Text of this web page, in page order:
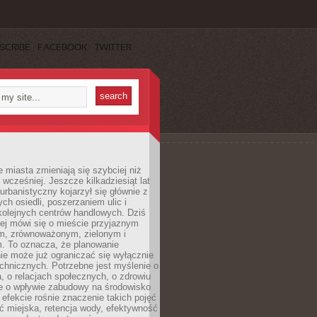
FACEBOOK TWITTER
miasta zmieniają się szybciej niż
wcześniej. Jeszcze kilkadziesiąt lat
kojarzył się głównie z
osiedli, poszerzaniem ulic i
centrów handlowych. Dziś
mówi się o mieście przyjaznym
zrównoważonym, zielonym i
To oznacza, że planowanie
może już ograniczać się wyłącznie
Potrzebne jest myślenie o
o relacjach społecznych, o zdrowiu
o wpływie zabudowy na środowisko
efekcie rośnie znaczenie takich pojęć
miejska, retencja wody, efektywność